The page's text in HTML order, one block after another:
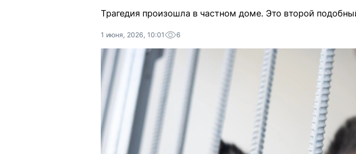
Трагедия произошла в частном доме. Это второй
1 июня, 2026, 10:01 6